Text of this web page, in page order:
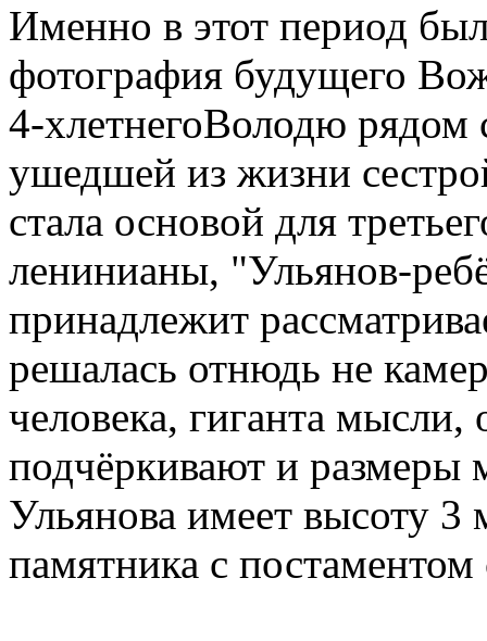
Именно в этот период
фотография будущего
4-хлетнегоВолодю рядом
ушедшей из жизни
стала основой для
ленинианы, "Ульянов-
принадлежит
решалась отнюдь не
человека, гиганта
подчёркивают и
Ульянова имеет высоту
памятника с